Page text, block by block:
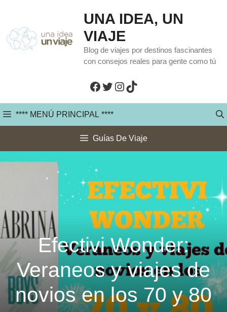
contenido
UNA IDEA, UN
VIAJE
Blog de viajes por destinos fascinantes
con consejos reales para gente como tú
Facebook
Twitter
Instagram
TikTok
**** MENÚ PRINCIPAL ****
Guías De Viaje
Efectivi Wonder:
Veraneos y viajes de
novios en los 70 y 80